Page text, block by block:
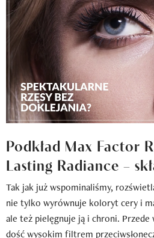
Podkład Max Factor
Lasting Radiance –
Tak jak już wspominaliśmy,
nie tylko wyrównuje koloryt cery i
ale też pielęgnuje ją i chroni.
dość wysokim filtrem